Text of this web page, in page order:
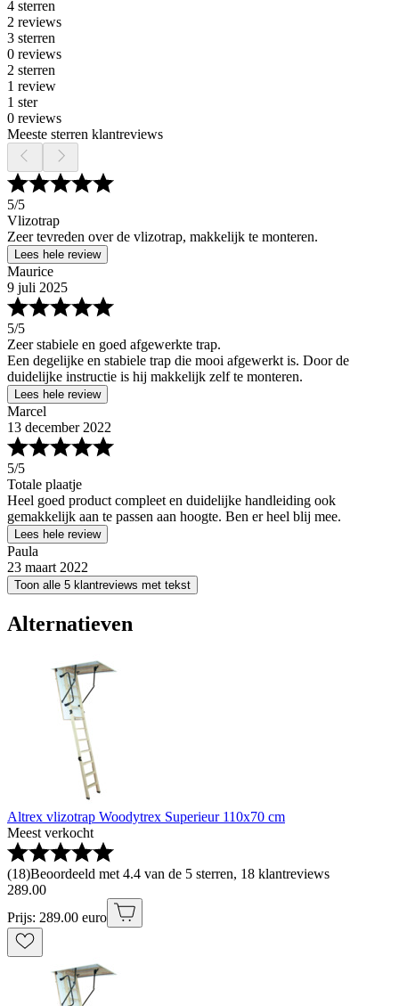
4 sterren
2 reviews
3 sterren
0 reviews
2 sterren
1 review
1 ster
0 reviews
Meeste sterren klantreviews
5/5
Vlizotrap
Zeer tevreden over de vlizotrap, makkelijk te monteren.
Lees hele review
Maurice
9 juli 2025
5/5
Zeer stabiele en goed afgewerkte trap.
Een degelijke en stabiele trap die mooi afgewerkt is. Door de
duidelijke instructie is hij makkelijk zelf te monteren.
Lees hele review
Marcel
13 december 2022
5/5
Totale plaatje
Heel goed product compleet en duidelijke handleiding ook
gemakkelijk aan te passen aan hoogte. Ben er heel blij mee.
Lees hele review
Paula
23 maart 2022
Toon alle 5 klantreviews met tekst
Alternatieven
Altrex vlizotrap Woodytrex Superieur 110x70 cm
Meest verkocht
(18)Beoordeeld met 4.4 van de 5 sterren, 18 klantreviews
289.00
Prijs: 289.00 euro